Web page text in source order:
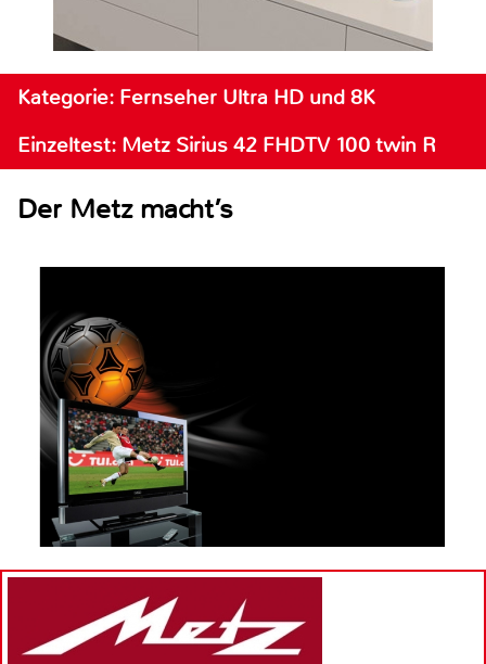
Kategorie: Fernseher Ultra HD und 8K
Einzeltest: Metz Sirius 42 FHDTV 100 twin R
Der Metz macht’s